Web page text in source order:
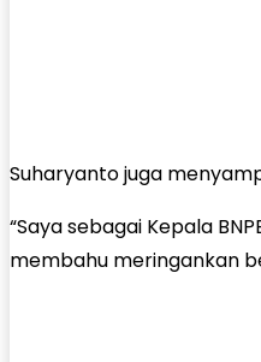
Suharyanto juga
“Saya sebagai Kepala
membahu meringankan